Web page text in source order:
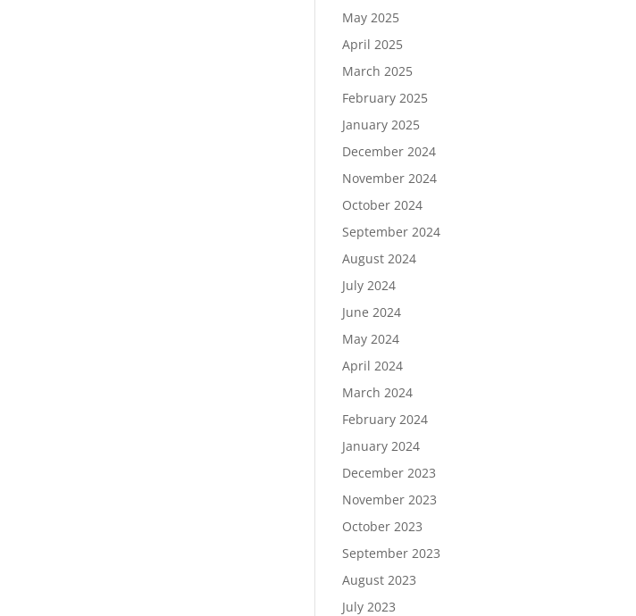
May 2025
April 2025
March 2025
February 2025
January 2025
December 2024
November 2024
October 2024
September 2024
August 2024
July 2024
June 2024
May 2024
April 2024
March 2024
February 2024
January 2024
December 2023
November 2023
October 2023
September 2023
August 2023
July 2023